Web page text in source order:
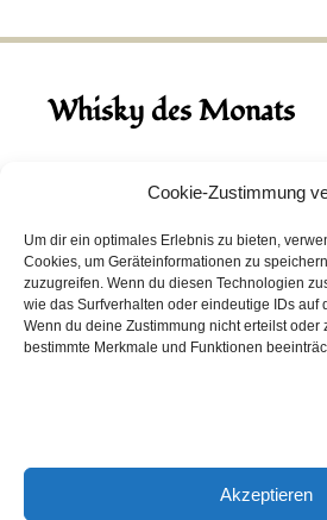
Cookie-Zustimmung
Um dir ein optimales Erlebnis zu bieten,
Cookies, um Geräteinformationen zu
zuzugreifen. Wenn du diesen Technologien
wie das Surfverhalten oder eindeutige IDs auf
Wenn du deine Zustimmung nicht erteilst oder
bestimmte Merkmale und Funktionen
Akzeptieren
Whisky des Monats
August 2026
Hinch Double Wood
Destillerie:Hinch(Irland)
Single Malt, 43.0%
Peated: Nein